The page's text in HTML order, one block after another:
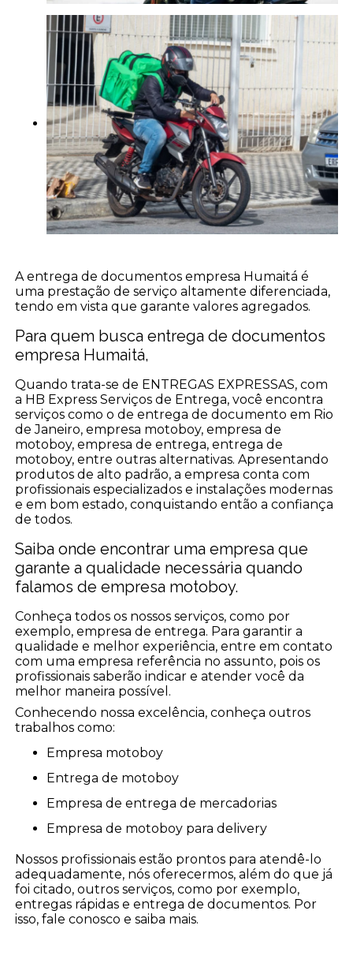
A entrega de documentos empresa Humaitá é
uma prestação de serviço altamente diferenciada,
tendo em vista que garante valores agregados.
Para quem busca entrega de documentos
empresa Humaitá,
Quando trata-se de ENTREGAS EXPRESSAS, com
a HB Express Serviços de Entrega, você encontra
serviços como o de entrega de documento em Rio
de Janeiro, empresa motoboy, empresa de
motoboy, empresa de entrega, entrega de
motoboy, entre outras alternativas. Apresentando
produtos de alto padrão, a empresa conta com
profissionais especializados e instalações modernas
e em bom estado, conquistando então a confiança
de todos.
Saiba onde encontrar uma empresa que
garante a qualidade necessária quando
falamos de empresa motoboy.
Conheça todos os nossos serviços, como por
exemplo, empresa de entrega. Para garantir a
qualidade e melhor experiência, entre em contato
com uma empresa referência no assunto, pois os
profissionais saberão indicar e atender você da
melhor maneira possível.
Conhecendo nossa excelência, conheça outros
trabalhos como:
empresa motoboy
entrega de motoboy
empresa de entrega de mercadorias
empresa de motoboy para delivery
Nossos profissionais estão prontos para atendê-lo
adequadamente, nós oferecermos, além do que já
foi citado, outros serviços, como por exemplo,
entregas rápidas e entrega de documentos. Por
isso, fale conosco e saiba mais.